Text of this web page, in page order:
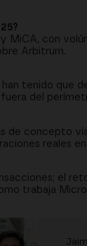
MiCA, con
Arbitrum.
tenido que
del
de concepto
reales en
el
trabaja